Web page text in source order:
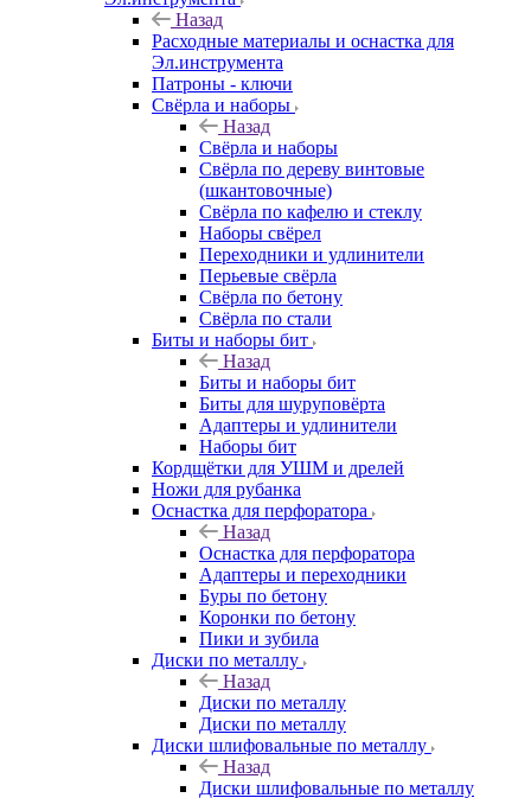
Назад
Расходные материалы и оснастка для
Эл.инструмента
Патроны - ключи
Свёрла и наборы
Назад
Свёрла и наборы
Свёрла по дереву винтовые
(шкантовочные)
Свёрла по кафелю и стеклу
Наборы свёрел
Переходники и удлинители
Перьевые свёрла
Свёрла по бетону
Свёрла по стали
Биты и наборы бит
Назад
Биты и наборы бит
Биты для шуруповёрта
Адаптеры и удлинители
Наборы бит
Кордщётки для УШМ и дрелей
Ножи для рубанка
Оснастка для перфоратора
Назад
Оснастка для перфоратора
Адаптеры и переходники
Буры по бетону
Коронки по бетону
Пики и зубила
Диски по металлу
Назад
Диски по металлу
Диски по металлу
Диски шлифовальные по металлу
Назад
Диски шлифовальные по металлу